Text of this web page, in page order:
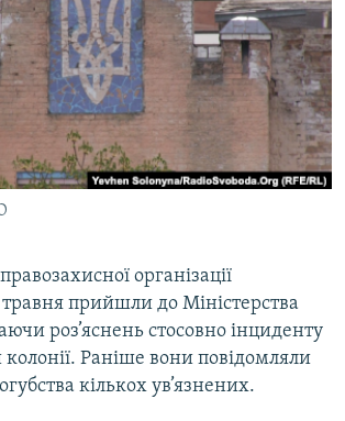
організації
прийшли до Міністерства
роз’яснень стосовно інциденту
колонії. Раніше вони повідомляли
кількох ув’язнених.